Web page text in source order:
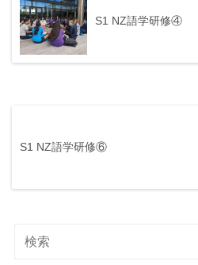
S1 NZ語学研修④
S1 NZ語学研修⑥